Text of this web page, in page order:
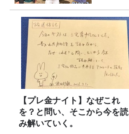
【プレ金ナイト】なぜこれ
を？と問い、そこから今を読
み解いていく。